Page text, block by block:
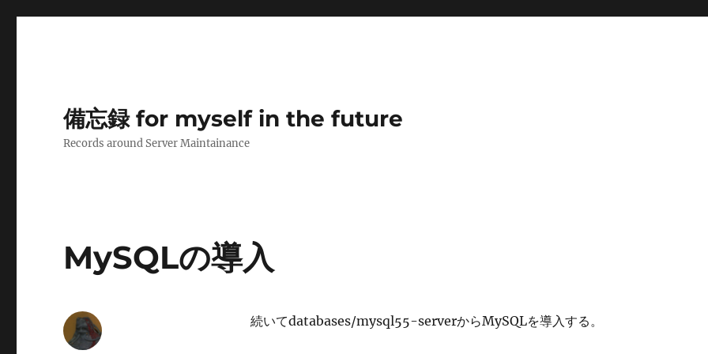
備忘録 for myself in the future
Records around Server Maintainance
MySQLの導入
続いてdatabases/mysql55-serverからMySQLを導入する。